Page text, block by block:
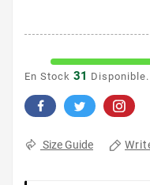
En Stock 31 Disponible.
Size Guide